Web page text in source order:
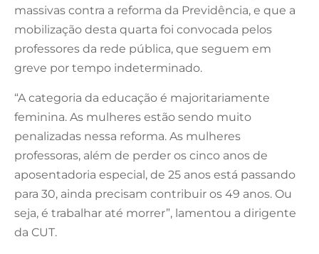
massivas contra a reforma da Previdência, e que a
mobilização desta quarta foi convocada pelos
professores da rede pública, que seguem em
greve por tempo indeterminado.
“A categoria da educação é majoritariamente
feminina. As mulheres estão sendo muito
penalizadas nessa reforma. As mulheres
professoras, além de perder os cinco anos de
aposentadoria especial, de 25 anos está passando
para 30, ainda precisam contribuir os 49 anos. Ou
seja, é trabalhar até morrer”, lamentou a dirigente
da CUT.